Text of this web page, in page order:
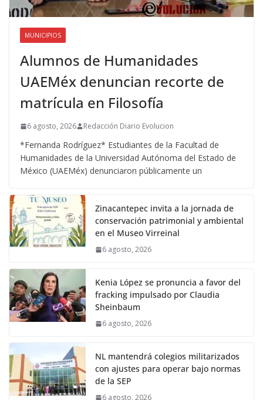
MUNICIPIOS
Alumnos de Humanidades
UAEMéx denuncian recorte de
matrícula en Filosofía
6 agosto, 2026 Redacción Diario Evolucion
*Fernanda Rodríguez* Estudiantes de la Facultad de
Humanidades de la Universidad Autónoma del Estado de
México (UAEMéx) denunciaron públicamente un
Zinacantepec invita a la jornada de
conservación patrimonial y ambiental
en el Museo Virreinal
6 agosto, 2026
Kenia López se pronuncia a favor del
fracking impulsado por Claudia
Sheinbaum
6 agosto, 2026
NL mantendrá colegios militarizados
con ajustes para operar bajo normas
de la SEP
6 agosto, 2026